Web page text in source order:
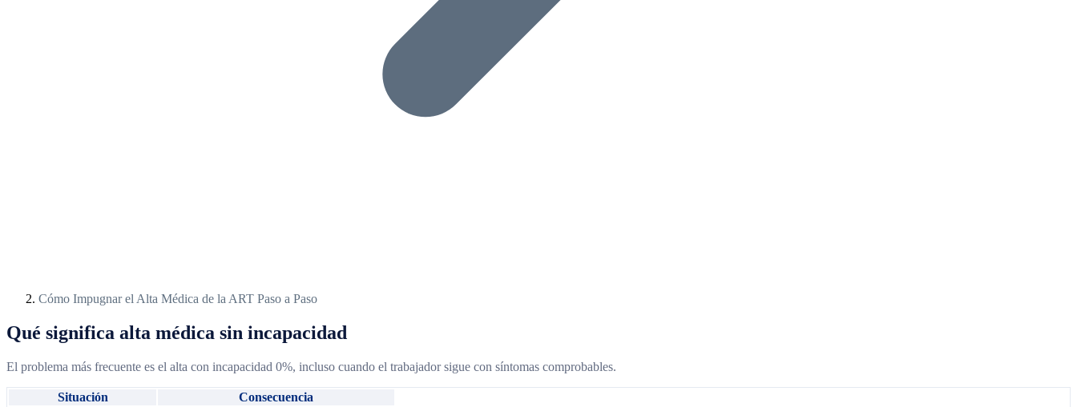
Cómo Impugnar el Alta Médica de la ART Paso a Paso
Qué significa alta médica sin incapacidad
El problema más frecuente es el alta con incapacidad 0%, incluso cuando el trabajador sigue con síntomas comprobables.
Situación
Consecuencia